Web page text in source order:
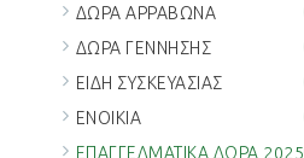
ΔΩΡΑ ΑΡΡΑΒΩΝΑ
ΔΩΡΑ ΓΕΝΝΗΣΗΣ
ΕΙΔΗ ΣΥΣΚΕΥΑΣΙΑΣ
ΕΝΟΙΚΙΑ
ΕΠΑΓΓΕΛΜΑΤΙΚΑ ΔΩΡΑ 2025